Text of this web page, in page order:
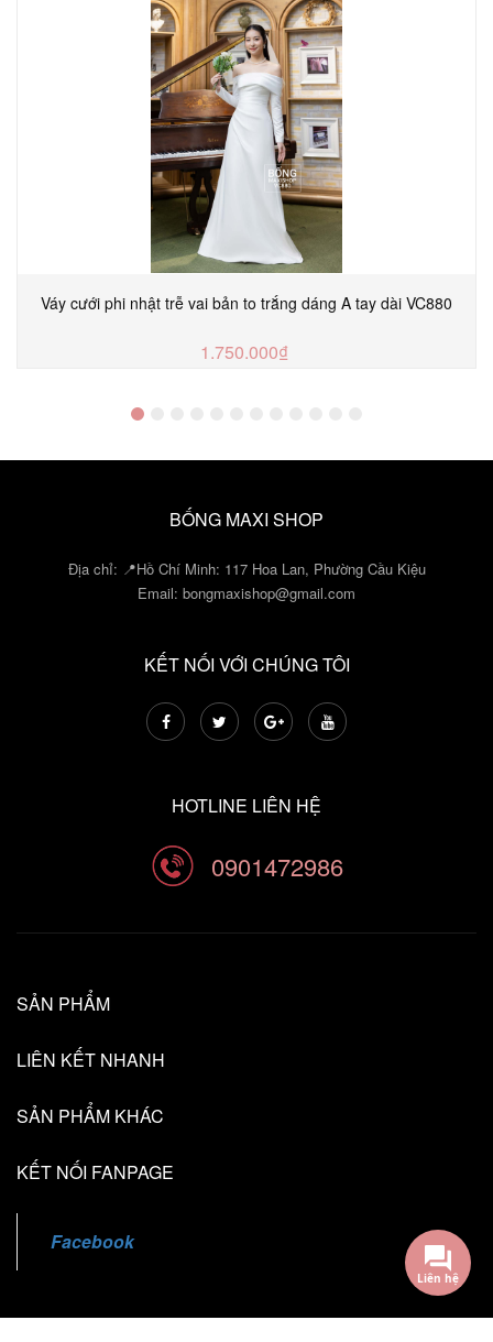
Váy cưới phi nhật trễ vai bản to trắng dáng A tay dài VC880
1.750.000₫
BỐNG MAXI SHOP
Địa chỉ: 📍Hồ Chí Minh: 117 Hoa Lan, Phường Cầu Kiệu
Email: bongmaxishop@gmail.com
KẾT NỐI VỚI CHÚNG TÔI
HOTLINE LIÊN HỆ
0901472986
SẢN PHẨM
LIÊN KẾT NHANH
SẢN PHẨM KHÁC
KẾT NỐI FANPAGE
Facebook
Liên hệ